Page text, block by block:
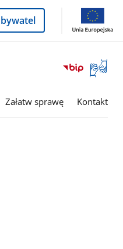
Otwórz
okno
Załatw sprawę Kontakt